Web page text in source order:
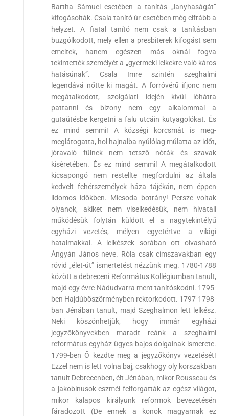
Bartha Sámuel esetében a tanítás „lanyhaságát”
kifogásolták. Csala tanító úr esetében még cifrább a
helyzet. A fiatal tanító nem csak a tanításban
buzgólkodott, mely ellen a presbiterek kifogást sem
emeltek, hanem egészen más oknál fogva
tekintették személyét a „gyermeki lelkekre való káros
hatásúnak”. Csala Imre szintén szeghalmi
legendává nőtte ki magát. A forróvérű ifjonc nem
megátalkodott, szolgálati idején kívül lóhátra
pattanni és bizony nem egy alkalommal a
gutaütésbe kergetni a falu utcáin kutyagolókat. És
ez mind semmi! A községi korcsmát is meg-
meglátogatta, hol hajnalba nyúlólag múlatta az időt,
jóravaló fülnek nem tetsző nóták és szavak
kíséretében. És ez mind semmi! A megátalkodott
kicsapongó nem restellte megfordulni az általa
kedvelt fehérszemélyek háza tájékán, nem éppen
ildomos időkben. Micsoda botrány! Persze voltak
olyanok, akiket nem viselkedésük, nem hivatali
működésük folytán küldött el a nagytekintélyű
egyházi vezetés, mélyen egyetértve a világi
hatalmakkal. A lelkészek sorában ott olvasható
Ángyán János neve. Róla csak címszavakban egy
rövid „élet-út” ismertetést nézzünk meg. 1780-1788
között a debreceni Református Kollégiumban tanult,
majd egy évre Nádudvarra ment tanítóskodni. 1795-
ben Hajdúböszörményben rektorkodott. 1797-1798-
ban Jénában tanult, majd Szeghalmon lett lelkész.
Neki köszönhetjük, hogy immár egyházi
jegyzőkönyvekben maradt reánk a szeghalmi
református egyház ügyes-bajos dolgainak ismerete.
1799-ben Ő kezdte meg a jegyzőkönyv vezetését!
Ezzel nem is lett volna baj, csakhogy oly korszakban
tanult Debrecenben, élt Jénában, mikor Rousseau és
a jakobinusok eszméi felforgatták az egész világot,
mikor kalapos királyunk reformok bevezetésén
fáradozott (De ennek a konok magyarnak ez